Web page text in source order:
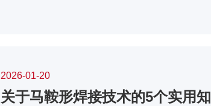
2026-01-20
关于马鞍形焊接技术的5个实用